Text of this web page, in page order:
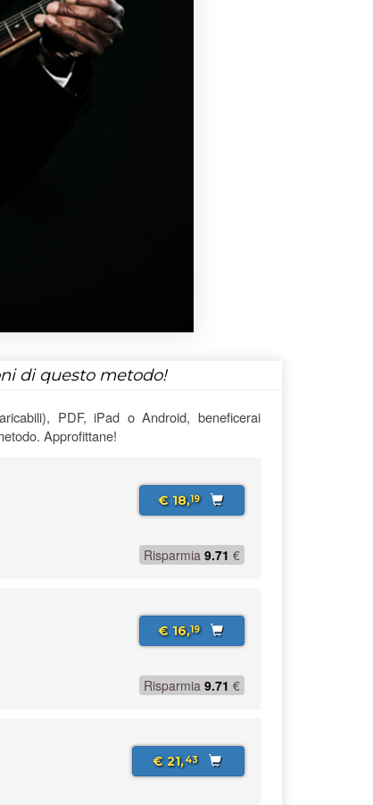
di questo metodo!
PDF, iPad o Android, beneficerai
Approfittane!
€ 18,19
Risparmia 9.71 €
€ 16,19
Risparmia 9.71 €
€ 21,43